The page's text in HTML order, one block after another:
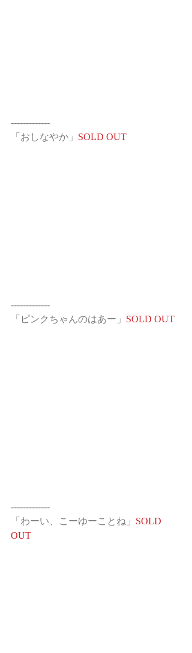
-------------
「おしなやか」 SOLD OUT
-------------
「ピンクちゃんのはあー」 SOLD OUT
-------------
「わーい、こーゆーことね」 SOLD
OUT